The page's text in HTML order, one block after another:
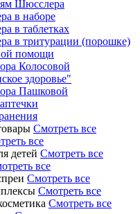
Шюсслера
в наборе
в таблетках
в тритурации (порошке)
помощи
Колосовой
здоровье"
Пашковой
Смотреть все
все
детей Смотреть все
все
Смотреть все
Смотреть все
Смотреть все